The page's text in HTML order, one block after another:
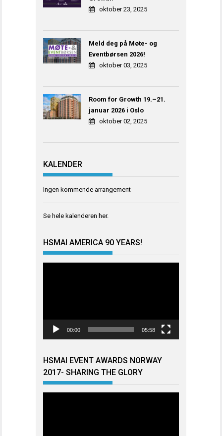
oktober 23, 2025
Meld deg på Møte- og
Eventbørsen 2026!
oktober 03, 2025
Room for Growth 19.–21.
januar 2026 i Oslo
oktober 02, 2025
KALENDER
Ingen kommende arrangement
Se hele kalenderen her.
HSMAI AMERICA 90 YEARS!
00:00 05:58
HSMAI EVENT AWARDS NORWAY
2017- SHARING THE GLORY